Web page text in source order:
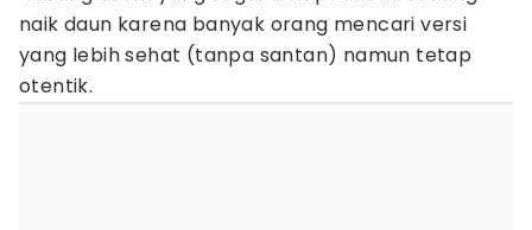
naik daun karena banyak orang mencari versi
yang lebih sehat (tanpa santan) namun tetap
otentik.